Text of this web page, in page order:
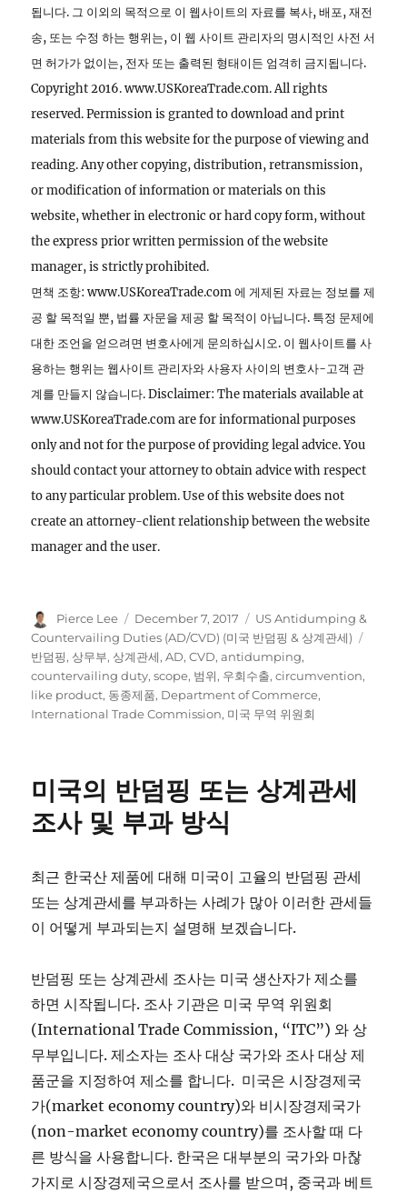
됩니다. 그 이외의 목적으로 이 웹사이트의 자료를 복사, 배포, 재전
송, 또는 수정 하는 행위는, 이 웹 사이트 관리자의 명시적인 사전 서
면 허가가 없이는, 전자 또는 출력된 형태이든 엄격히 금지됩니다.
Copyright 2016. www.USKoreaTrade.com. All rights
reserved. Permission is granted to download and print
materials from this website for the purpose of viewing and
reading. Any other copying, distribution, retransmission,
or modification of information or materials on this
website, whether in electronic or hard copy form, without
the express prior written permission of the website
manager, is strictly prohibited.
면책 조항: www.USKoreaTrade.com 에 게제된 자료는 정보를 제
공 할 목적일 뿐, 법률 자문을 제공 할 목적이 아닙니다. 특정 문제에
대한 조언을 얻으려면 변호사에게 문의하십시오. 이 웹사이트를 사
용하는 행위는 웹사이트 관리자와 사용자 사이의 변호사-고객 관
계를 만들지 않습니다. Disclaimer: The materials available at
www.USKoreaTrade.com are for informational purposes
only and not for the purpose of providing legal advice. You
should contact your attorney to obtain advice with respect
to any particular problem. Use of this website does not
create an attorney-client relationship between the website
manager and the user.
Author
Pierce Lee
Posted
on
December 7, 2017 Categories
US Antidumping &
Countervailing Duties (AD/CVD) (미국 반덤핑 & 상계관세)
반덤핑,상무부,상계관세,AD,CVD,antidumping,
countervailing duty,scope, 범위, 우회수출,circumvention,
like product, 동종제품, Department of Commerce,
International Trade Commission, 미국 무역 위원회
미국의 반덤핑 또는 상계관세
조사 및 부과 방식
최근 한국산 제품에 대해 미국이 고율의 반덤핑 관세
또는 상계관세를 부과하는 사례가 많아 이러한 관세들
이 어떻게 부과되는지 설명해 보겠습니다.
반덤핑 또는 상계관세 조사는 미국 생산자가 제소를
하면 시작됩니다. 조사 기관은 미국 무역 위원회
(International Trade Commission, “ITC”) 와 상
무부입니다. 제소자는 조사 대상 국가와 조사 대상 제
품군을 지정하여 제소를 합니다. 미국은 시장경제국
가(market economy country)와 비시장경제국가
(non-market economy country)를 조사할 때 다
른 방식을 사용합니다. 한국은 대부분의 국가와 마찮
가지로 시장경제국으로서 조사를 받으며, 중국과 베트